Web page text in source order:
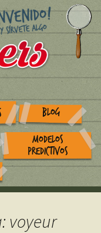
BLOG
MODELOS
PREDICTIVOS
voyeur